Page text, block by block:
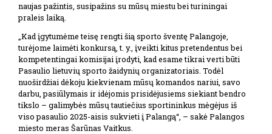
naujas pažintis, susipažins su mūsų miestu bei turiningai
praleis laiką.
„Kad įgytumėme teisę rengti šią sporto šventę Palangoje,
turėjome laimėti konkursą, t. y., įveikti kitus pretendentus bei
kompetentingai komisijai įrodyti, kad esame tikrai verti būti
Pasaulio lietuvių sporto žaidynių organizatoriais. Todėl
nuoširdžiai dėkoju kiekvienam mūsų komandos nariui, savo
darbu, pasiūlymais ir idėjomis prisidėjusiems siekiant bendro
tikslo – galimybės mūsų tautiečius sportininkus mėgėjus iš
viso pasaulio 2025-aisis sukvieti į Palangą“, – sakė Palangos
miesto meras Šarūnas Vaitkus.